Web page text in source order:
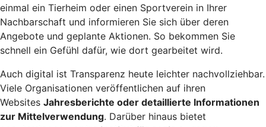
einmal ein Tierheim oder einen Sportverein in Ihrer
Nachbarschaft und informieren Sie sich über deren
Angebote und geplante Aktionen. So bekommen Sie
schnell ein Gefühl dafür, wie dort gearbeitet wird.
Auch digital ist Transparenz heute leichter nachvollziehbar.
Viele Organisationen veröffentlichen auf ihren
Websites Jahresberichte oder detaillierte Informationen
zur Mittelverwendung. Darüber hinaus bietet